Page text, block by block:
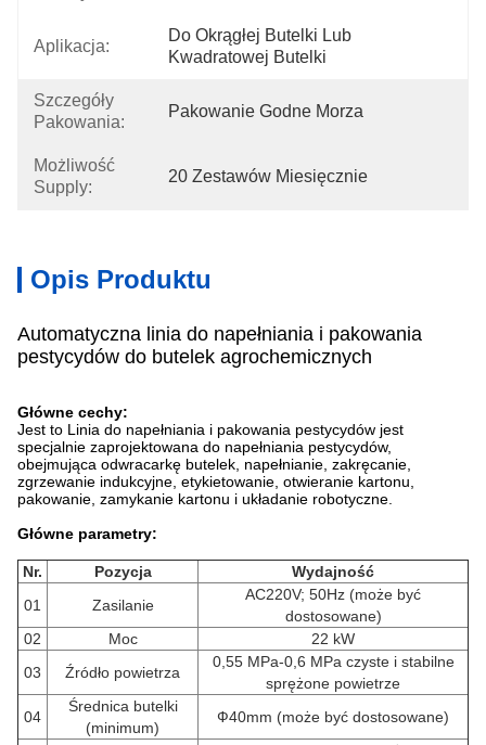
Aplikacja:
Do Okrągłej Butelki Lub
Kwadratowej Butelki
Szczegóły
Pakowania:
Pakowanie Godne Morza
Możliwość
Supply:
20 Zestawów Miesięcznie
Opis Produktu
Automatyczna linia do napełniania i pakowania
pestycydów do butelek agrochemicznych
Główne cechy:
Jest to Linia do napełniania i pakowania pestycydów jest
specjalnie zaprojektowana do napełniania pestycydów,
obejmująca odwracarkę butelek, napełnianie, zakręcanie,
zgrzewanie indukcyjne, etykietowanie, otwieranie kartonu,
pakowanie, zamykanie kartonu i układanie robotyczne.
Główne parametry:
Nr. Pozycja
Wydajność
01
Zasilanie
AC220V; 50Hz (może być
dostosowane)
02
Moc
22 kW
03
Źródło powietrza
0,55 MPa-0,6 MPa czyste i stabilne
sprężone powietrze
04
Średnica butelki
(minimum)
Ф40mm (może być dostosowane)